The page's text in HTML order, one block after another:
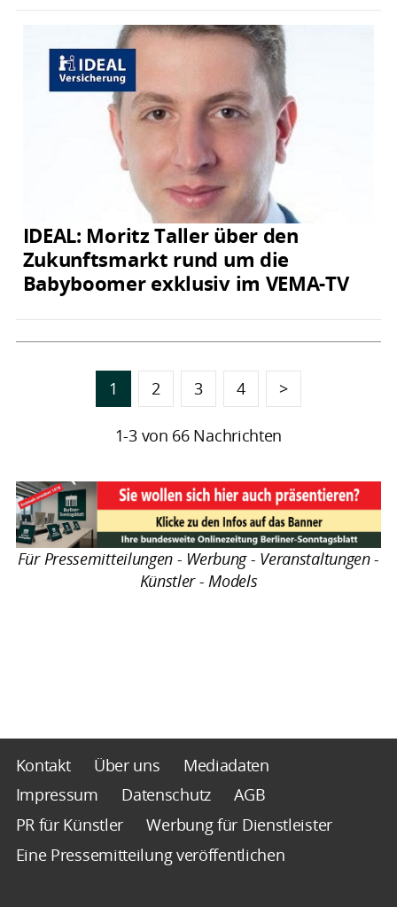
IDEAL: Moritz Taller über den
Zukunftsmarkt rund um die
Babyboomer exklusiv im VEMA-TV
1 2 3 4 >
1-3 von 66 Nachrichten
Für Pressemitteilungen - Werbung - Veranstaltungen -
Künstler - Models
Kontakt Über uns
Mediadaten
Impressum
Datenschutz
AGB
PR für Künstler
Werbung für Dienstleister
Eine Pressemitteilung veröffentlichen